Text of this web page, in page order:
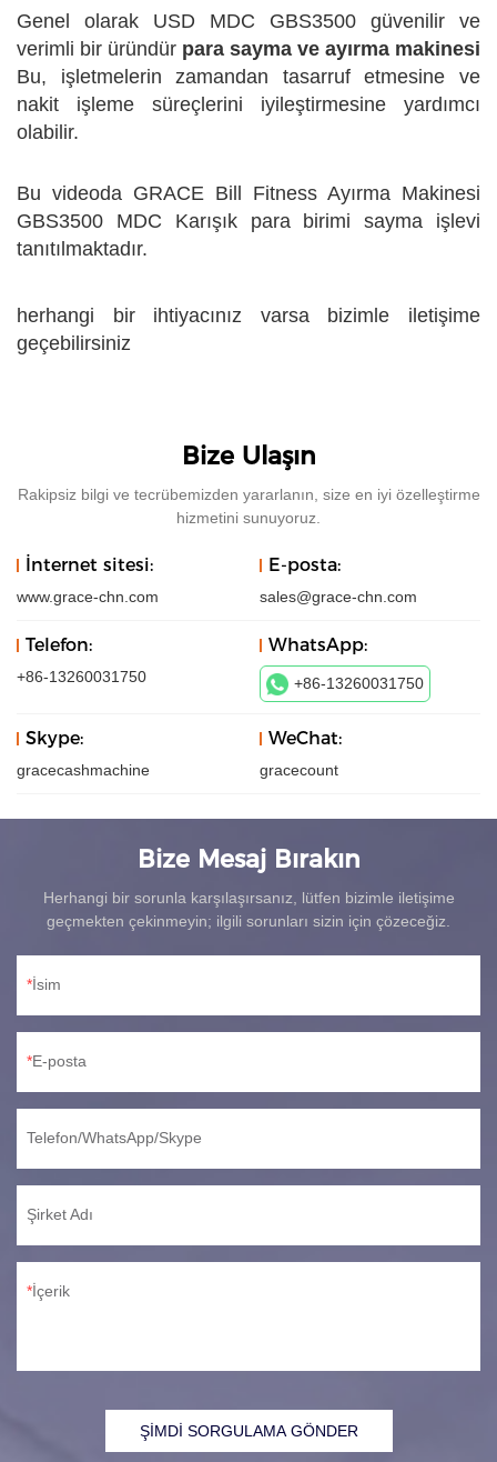
Genel olarak USD MDC GBS3500 güvenilir ve
verimli bir üründür para sayma ve ayırma makinesi
Bu, işletmelerin zamandan tasarruf etmesine ve
nakit işleme süreçlerini iyileştirmesine yardımcı
olabilir.
Bu videoda GRACE Bill Fitness Ayırma Makinesi
GBS3500 MDC Karışık para birimi sayma işlevi
tanıtılmaktadır.
herhangi bir ihtiyacınız varsa bizimle iletişime
geçebilirsiniz
Bize Ulaşın
Rakipsiz bilgi ve tecrübemizden yararlanın, size en iyi özelleştirme
hizmetini sunuyoruz.
İnternet sitesi:
www.grace-chn.com
E-posta:
sales@grace-chn.com
Telefon:
+86-13260031750
WhatsApp:
+86-13260031750
Skype:
gracecashmachine
WeChat:
gracecount
Bize Mesaj Bırakın
Herhangi bir sorunla karşılaşırsanız, lütfen bizimle iletişime
geçmekten çekinmeyin; ilgili sorunları sizin için çözeceğiz.
İsim
E-posta
Telefon/WhatsApp/Skype
Şirket Adı
İçerik
ŞİMDİ SORGULAMA GÖNDER